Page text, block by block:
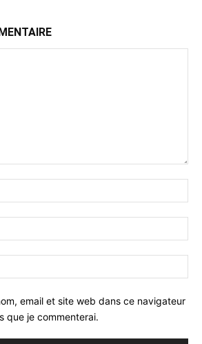
email et site web dans ce navigateur
que je commenterai.